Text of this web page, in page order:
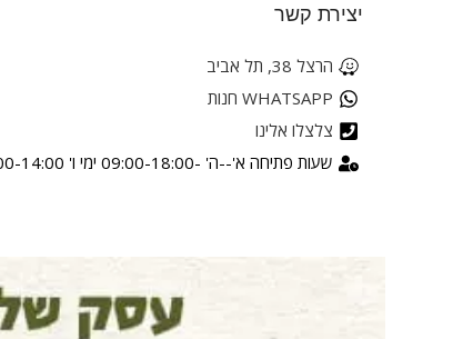
יצירת קשר
הרצל 38, תל אביב
WHATSAPP חנות
צלצלו אלינו
שעות פתיחה א'--ה' -09:00-18:00 ימי ו' 09:00-14:00